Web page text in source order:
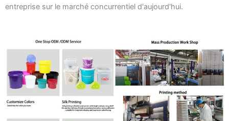
entreprise sur le marché concurrentiel d'aujourd'hui.